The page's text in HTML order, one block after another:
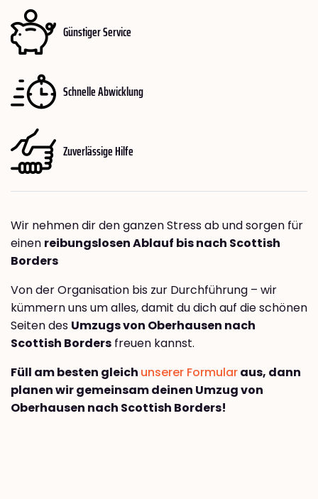
Günstiger Service
Schnelle Abwicklung
Zuverlässige Hilfe
Wir nehmen dir den ganzen Stress ab und sorgen für
einen reibungslosen Ablauf bis nach Scottish
Borders
Von der Organisation bis zur Durchführung – wir
kümmern uns um alles, damit du dich auf die schönen
Seiten des Umzugs von Oberhausen nach
Scottish Borders freuen kannst.
Füll am besten gleich unserer Formularaus, dann
planen wir gemeinsam deinen Umzug von
Oberhausen nach Scottish Borders!